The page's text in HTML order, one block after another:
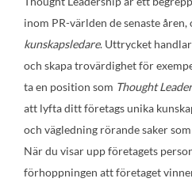
inom PR-världen de senaste
kunskapsledare. Uttrycket
och skapa trovärdighet för
ta en position som Thought Leader
att lyfta ditt företags unika
och vägledning rörande saker
När du visar upp företagets
förhoppningen att företaget